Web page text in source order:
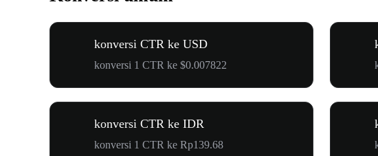
konversi CTR ke USD
konversi 1 CTR ke $0.007822
konversi CTR ke IDR
konversi 1 CTR ke Rp139.68